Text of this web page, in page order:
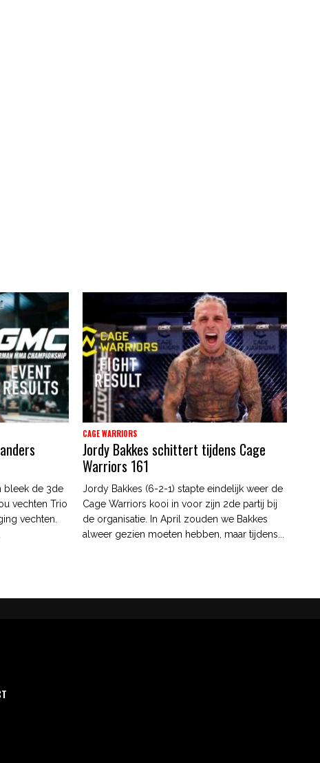
bleek de 3de
vechten Trio
vechten.
CAGE WARRIORS
Jordy Bakkes schittert tijdens Cage
Warriors 161
Jordy Bakkes (6-2-1) stapte eindelijk weer de
Cage Warriors kooi in voor zijn 2de partij bij
de organisatie. In April zouden we Bakkes
alweer gezien moeten hebben, maar tijdens...